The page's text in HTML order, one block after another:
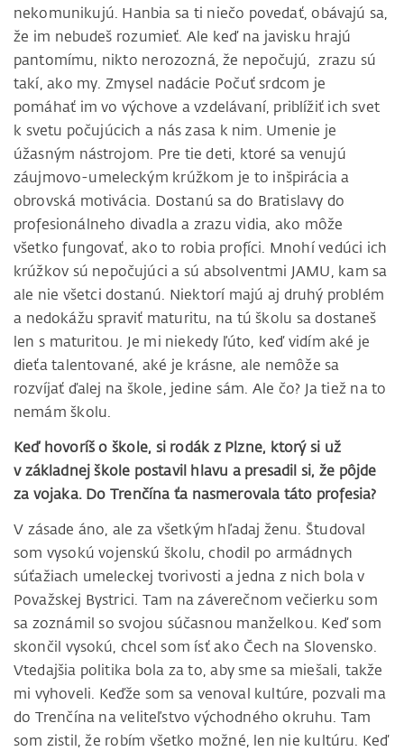
nekomunikujú. Hanbia sa ti niečo povedať, obávajú sa,
že im nebudeš rozumieť. Ale keď na javisku hrajú
pantomímu, nikto nerozozná, že nepočujú, zrazu sú
takí, ako my. Zmysel nadácie Počuť srdcom je
pomáhať im vo výchove a vzdelávaní, priblížiť ich svet
k svetu počujúcich a nás zasa k nim. Umenie je
úžasným nástrojom. Pre tie deti, ktoré sa venujú
záujmovo-umeleckým krúžkom je to inšpirácia a
obrovská motivácia. Dostanú sa do Bratislavy do
profesionálneho divadla a zrazu vidia, ako môže
všetko fungovať, ako to robia profíci. Mnohí vedúci ich
krúžkov sú nepočujúci a sú absolventmi JAMU, kam sa
ale nie všetci dostanú. Niektorí majú aj druhý problém
a nedokážu spraviť maturitu, na tú školu sa dostaneš
len s maturitou. Je mi niekedy ľúto, keď vidím aké je
dieťa talentované, aké je krásne, ale nemôže sa
rozvíjať ďalej na škole, jedine sám. Ale čo? Ja tiež na to
nemám školu.
Keď hovoríš o škole, si rodák z Plzne, ktorý si už
v základnej škole postavil hlavu a presadil si, že pôjde
za vojaka. Do Trenčína ťa nasmerovala táto profesia?
V zásade áno, ale za všetkým hľadaj ženu. Študoval
som vysokú vojenskú školu, chodil po armádnych
súťažiach umeleckej tvorivosti a jedna z nich bola v
Považskej Bystrici. Tam na záverečnom večierku som
sa zoznámil so svojou súčasnou manželkou. Keď som
skončil vysokú, chcel som ísť ako Čech na Slovensko.
Vtedajšia politika bola za to, aby sme sa miešali, takže
mi vyhoveli. Keďže som sa venoval kultúre, pozvali ma
do Trenčína na veliteľstvo východného okruhu. Tam
som zistil, že robím všetko možné, len nie kultúru. Keď